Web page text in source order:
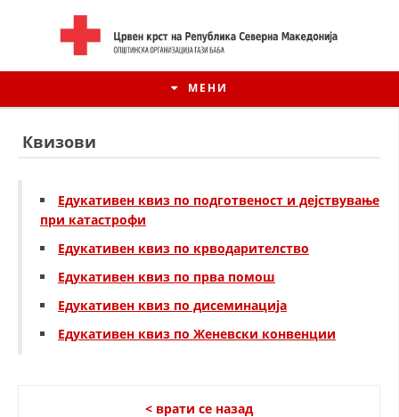
МЕНИ
ИСТОРИЈАТ НА ЦКРСМ
СТРУКТУРА НА ОРГАНИЗАЦИЈАТА
Квизови
Едукативен квиз по подготвеност и дејствување
при катастрофи
Едукативен квиз по крводарителство
Едукативен квиз по прва помош
Едукативен квиз по дисеминација
Едукативен квиз по Женевски конвенции
< врати се назад